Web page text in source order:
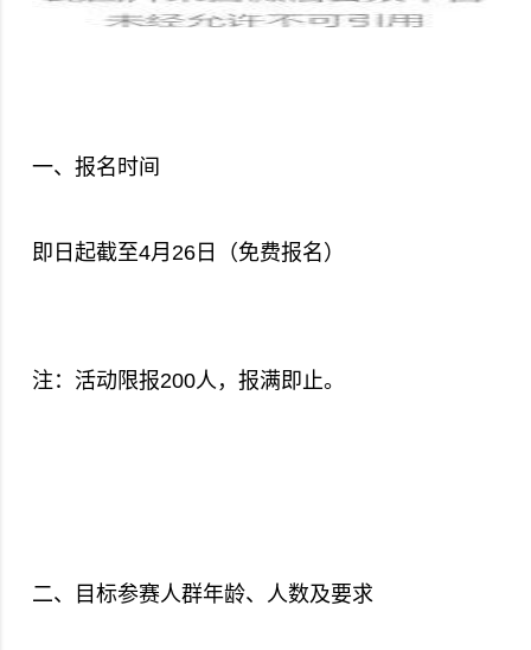
一、报名时间
即日起截至4月26日（免费报名）
注：活动限报200人，报满即止。
二、目标参赛人群年龄、人数及要求